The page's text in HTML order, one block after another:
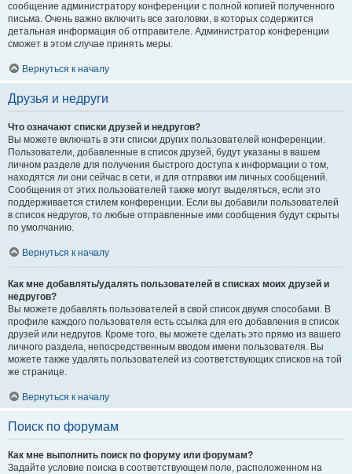
сообщение администратору конференции с полной копией полученного
письма. Очень важно включить все заголовки, в которых содержится
детальная информация об отправителе. Администратор конференции
сможет в этом случае принять меры.
Вернуться к началу
Друзья и недруги
Что означают списки друзей и недругов?
Вы можете включать в эти списки других пользователей конференции.
Пользователи, добавленные в список друзей, будут указаны в вашем
личном разделе для получения быстрого доступа к информации о том,
находятся ли они сейчас в сети, и для отправки им личных сообщений.
Сообщения от этих пользователей также могут выделяться, если это
поддерживается стилем конференции. Если вы добавили пользователей
в список недругов, то любые отправленные ими сообщения будут скрыты
по умолчанию.
Вернуться к началу
Как мне добавлять/удалять пользователей в списках моих друзей и
недругов?
Вы можете добавлять пользователей в свой список двумя способами. В
профиле каждого пользователя есть ссылка для его добавления в список
друзей или недругов. Кроме того, вы можете сделать это прямо из вашего
личного раздела, непосредственным вводом имени пользователя. Вы
можете также удалять пользователей из соответствующих списков на той
же странице.
Вернуться к началу
Поиск по форумам
Как мне выполнить поиск по форуму или форумам?
Задайте условие поиска в соответствующем поле, расположенном на